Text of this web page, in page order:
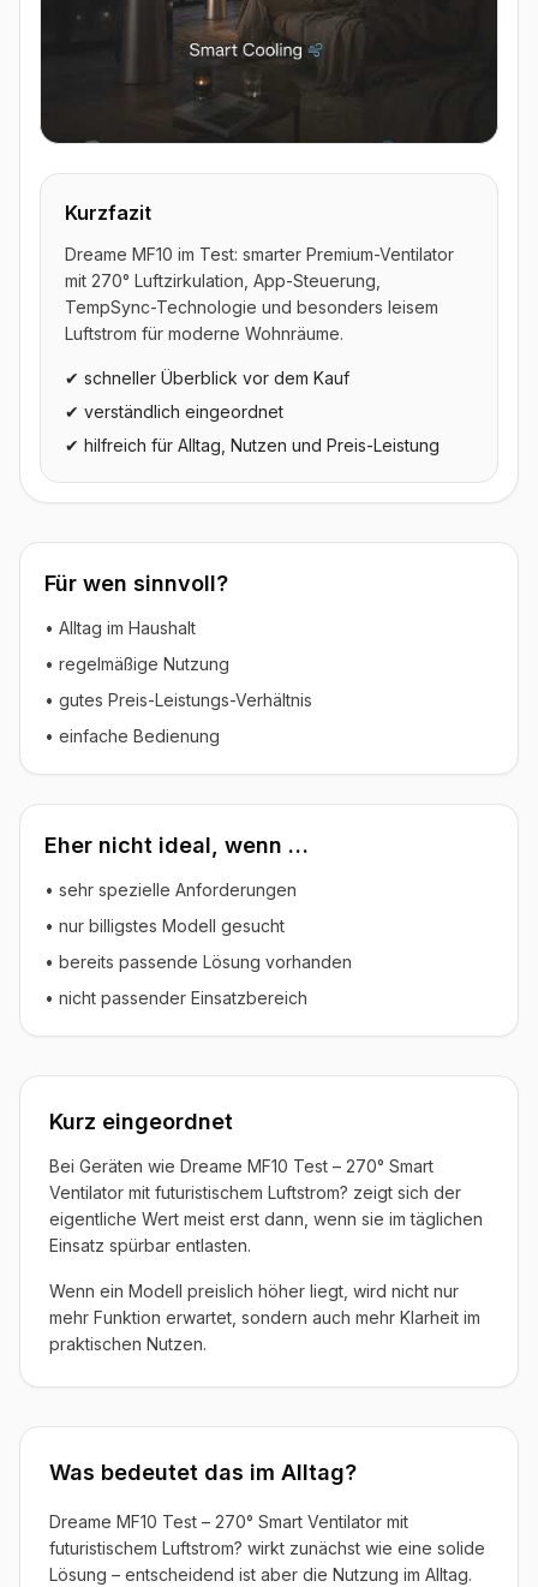
▶ Video ansehen
Kurzfazit
Dreame MF10 im Test: smarter Premium-Ventilator
mit 270° Luftzirkulation, App-Steuerung,
TempSync-Technologie und besonders leisem
Luftstrom für moderne Wohnräume.
✔ schneller Überblick vor dem Kauf
✔ verständlich eingeordnet
✔ hilfreich für Alltag, Nutzen und Preis-Leistung
Für wen sinnvoll?
• Alltag im Haushalt
• regelmäßige Nutzung
• gutes Preis-Leistungs-Verhältnis
• einfache Bedienung
Eher nicht ideal, wenn …
• sehr spezielle Anforderungen
• nur billigstes Modell gesucht
• bereits passende Lösung vorhanden
• nicht passender Einsatzbereich
Kurz eingeordnet
Bei Geräten wie Dreame MF10 Test – 270° Smart
Ventilator mit futuristischem Luftstrom? zeigt sich der
eigentliche Wert meist erst dann, wenn sie im täglichen
Einsatz spürbar entlasten.
Wenn ein Modell preislich höher liegt, wird nicht nur
mehr Funktion erwartet, sondern auch mehr Klarheit im
praktischen Nutzen.
Was bedeutet das im Alltag?
Dreame MF10 Test – 270° Smart Ventilator mit
futuristischem Luftstrom? wirkt zunächst wie eine solide
Lösung – entscheidend ist aber die Nutzung im Alltag.